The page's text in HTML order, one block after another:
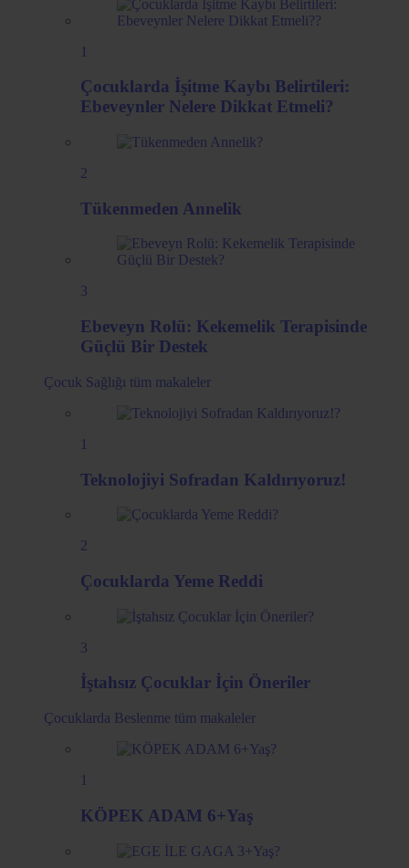
1
Çocuklarda İşitme Kaybı Belirtileri:
Ebeveynler Nelere Dikkat Etmeli?
2
Tükenmeden Annelik
3
Ebeveyn Rolü: Kekemelik Terapisinde
Güçlü Bir Destek
Çocuk Sağlığı tüm makaleler
1
Teknolojiyi Sofradan Kaldırıyoruz!
2
Çocuklarda Yeme Reddi
3
İştahsız Çocuklar İçin Öneriler
Çocuklarda Beslenme tüm makaleler
1
KÖPEK ADAM 6+Yaş